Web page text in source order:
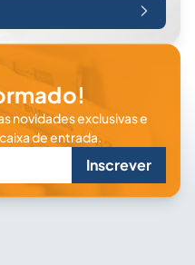
novidades exclusivas e
de entrada.
Inscrever